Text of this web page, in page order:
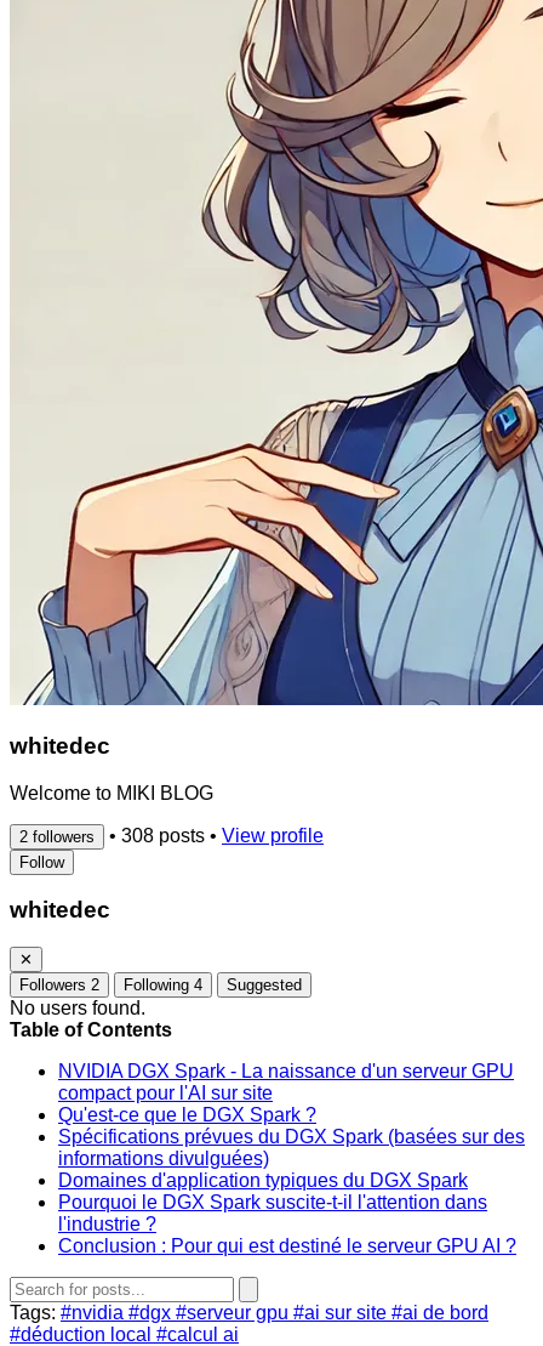
whitedec
Welcome to MIKI BLOG
2 followers • 308 posts • View profile
Follow
whitedec
✕
Followers 2 Following 4 Suggested
No users found.
Table of Contents
NVIDIA DGX Spark - La naissance d'un serveur GPU
compact pour l'AI sur site
Qu'est-ce que le DGX Spark ?
Spécifications prévues du DGX Spark (basées sur des
informations divulguées)
Domaines d'application typiques du DGX Spark
Pourquoi le DGX Spark suscite-t-il l'attention dans
l'industrie ?
Conclusion : Pour qui est destiné le serveur GPU AI ?
Tags: #nvidia #dgx #serveur gpu #ai sur site #ai de bord
#déduction local #calcul ai